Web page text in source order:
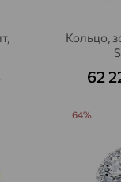
Кольцо,
62
64%